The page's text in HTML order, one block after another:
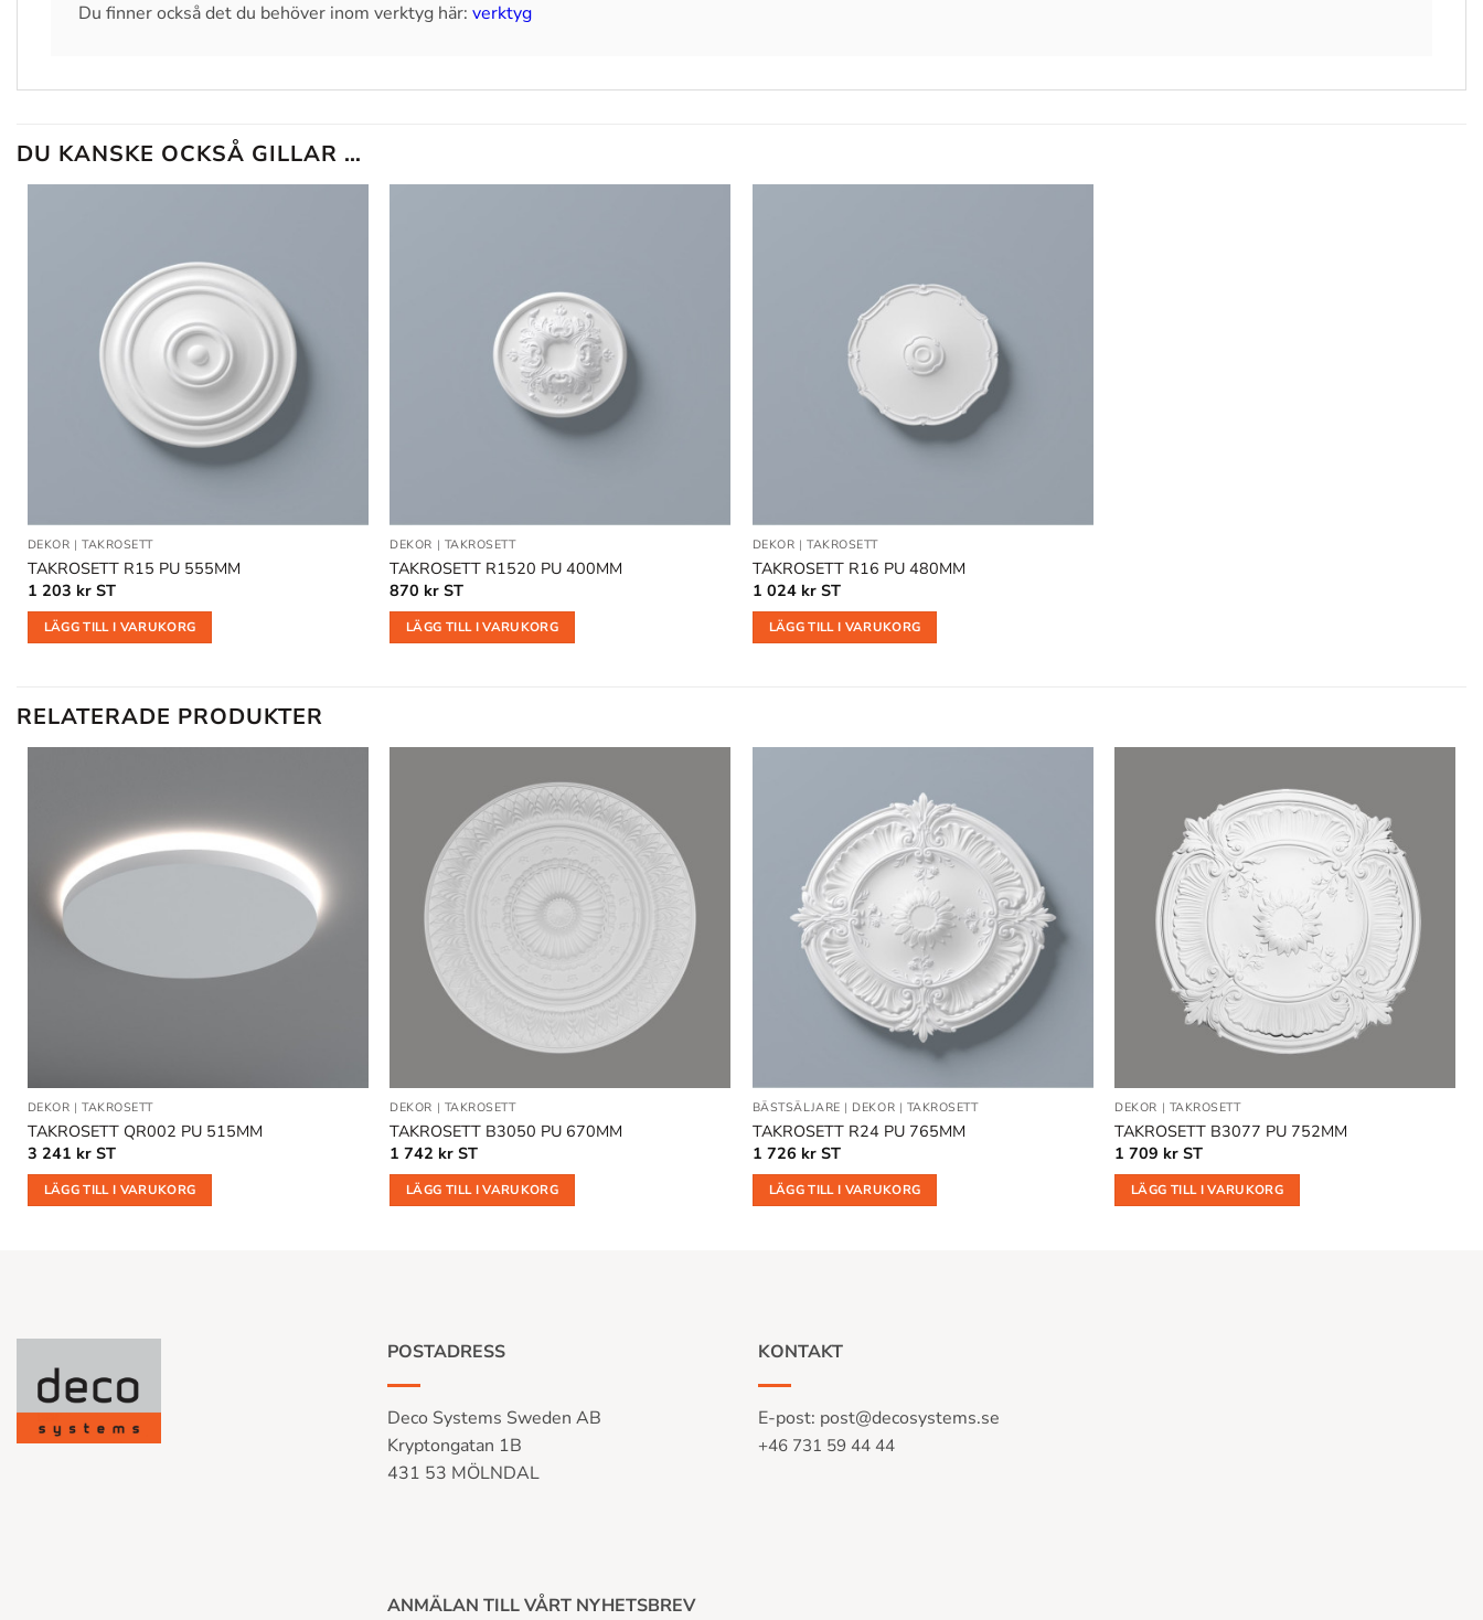
Du finner också det du behöver inom verktyg här: verktyg
DU KANSKE OCKSÅ GILLAR …
DEKOR |TAKROSETT
TAKROSETT R15 PU 555MM
1 203 kr ST
LÄGG TILL I VARUKORG
DEKOR | TAKROSETT
TAKROSETT R1520 PU 400MM
870 kr ST
LÄGG TILL I VARUKORG
DEKOR |TAKROSETT
TAKROSETT R16 PU 480MM
1 024 kr ST
LÄGG TILL I VARUKORG
RELATERADE PRODUKTER
önskelistan
DEKOR |TAKROSETT
TAKROSETT QR002 PU 515MM
3 241 kr ST
LÄGG TILL I VARUKORG
Lägg till
önskelistan
DEKOR | TAKROSETT
TAKROSETT B3050 PU 670MM
1 742 kr ST
LÄGG TILL I VARUKORG
önskelistan
BÄSTSÄLJARE | DEKOR | TAKROSETT
TAKROSETT R24 PU 765MM
1 726 kr ST
LÄGG TILL I VARUKORG
Lägg till
önskelistan
DEKOR | TAKROSETT
TAKROSETT B3077 PU 752MM
1 709 kr ST
LÄGG TILL I VARUKORG
POSTADRESS
Deco Systems Sweden AB
Kryptongatan 1B
431 53 MÖLNDAL
KONTAKT
E-post: post@decosystems.se
+46 731 59 44 44
ANMÄLAN TILL VÅRT NYHETSBREV